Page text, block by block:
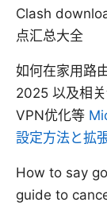
Clash
点汇总大全
如何在家用路
2025 以及相
VPN优化等
設定方法と拡
How to say
guide to